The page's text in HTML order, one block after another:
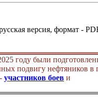
версия, формат -
году были
подвигу нефтяников
участников боев и